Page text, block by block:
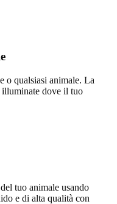
o qualsiasi animale. La
dove il tuo
tuo animale usando
e di alta qualità con